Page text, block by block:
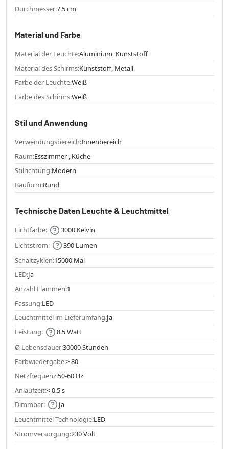
Durchmesser:7.5 cm
Material und Farbe
Material der Leuchte:Aluminium, Kunststoff
Material des Schirms:Kunststoff, Metall
Farbe der Leuchte:Weiß
Farbe des Schirms:Weiß
Stil und Anwendung
Verwendungsbereich:Innenbereich
Raum:Esszimmer , Küche
Stilrichtung:Modern
Bauform:Rund
Technische Daten Leuchte & Leuchtmittel
Lichtfarbe:
3000 Kelvin
Lichtstrom:
390 Lumen
Schaltzyklen:15000 Mal
LED:Ja
Anzahl Flammen:1
Fassung:LED
Leuchtmittel im Lieferumfang:Ja
Leistung:
8.5 Watt
Ø Lebensdauer:30000 Stunden
Farbwiedergabe:> 80
Netzfrequenz:50-60 Hz
Anlaufzeit:< 0.5 s
Dimmbar:
Ja
Leuchtmittel Technologie:LED
Stromversorgung:230 Volt